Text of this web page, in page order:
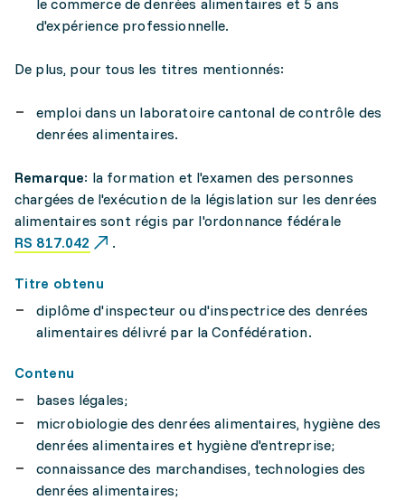
le commerce de denrées alimentaires et 5 ans
d'expérience professionnelle.
De plus, pour tous les titres mentionnés:
emploi dans un laboratoire cantonal de contrôle des
denrées alimentaires.
Remarque: la formation et l'examen des personnes
chargées de l'exécution de la législation sur les denrées
alimentaires sont régis par l'ordonnance fédérale
RS 817.042
.
Titre obtenu
diplôme d'inspecteur ou d'inspectrice des denrées
alimentaires délivré par la Confédération.
Contenu
bases légales;
microbiologie des denrées alimentaires, hygiène des
denrées alimentaires et hygiène d'entreprise;
connaissance des marchandises, technologies des
denrées alimentaires;